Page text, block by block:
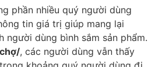
phần nhiều quý người dùng
tin giá trị giúp mang lại
người dùng bình sắm sản phẩm.
, các người dùng vẫn thấy